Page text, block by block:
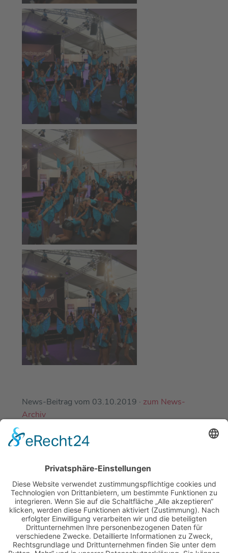
News-Beitrag vom 03.10.2019 · zum News-
Archiv
EINE ABTEILUNG DES
DJK-SV MIRSKOFEN E.V.
MIT FREUNDLICHER UNTERSTÜTZUNG